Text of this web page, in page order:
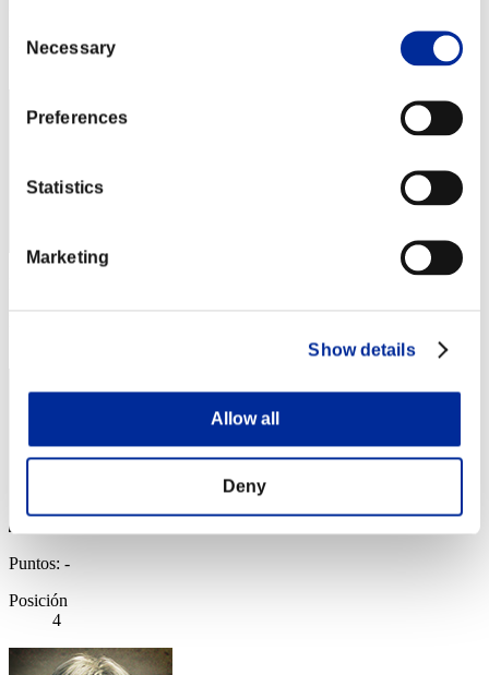
Selection
Necessary
Preferences
Statistics
Marketing
Show details
Allow all
Deny
Posición
Puntos: -
Posición
4